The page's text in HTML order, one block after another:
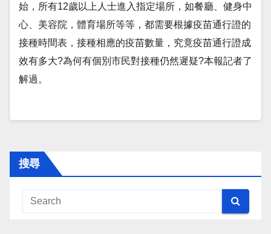
始，所有12歲以上人士進入指定場所，如餐廳、健身中
心、美容院，體育場所等等，都需要根據疫苗通行證的
接種時間表，接種相應的疫苗數量，究竟疫苗通行證成
效有多大?為何有個別市民對接種仍然遲疑?本報記者了
解過。
搜尋